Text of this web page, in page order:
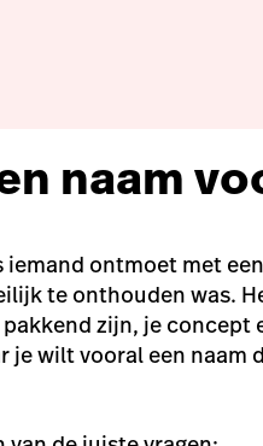
naam
iemand ontmoet met
te onthouden was.
zijn, je
wilt vooral een naam